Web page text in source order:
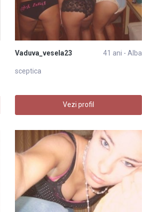
Vaduva_vesela23 41 ani - Alba
sceptica
Vezi profil